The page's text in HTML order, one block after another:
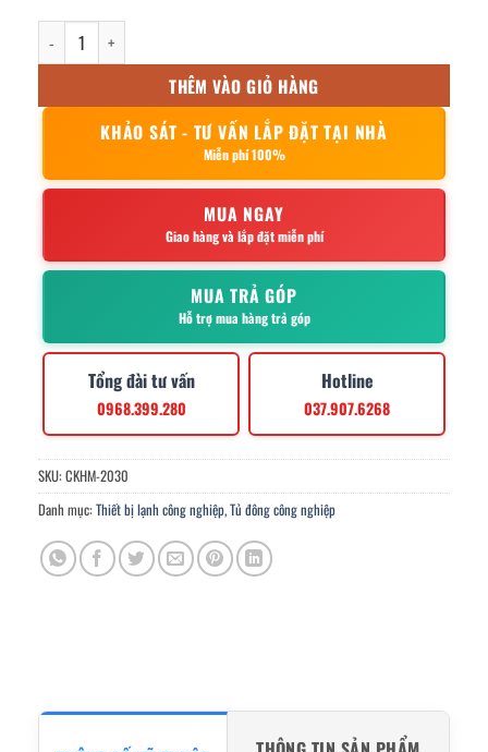
Tủ lạnh đứng 4 cánh inox làm lạnh trực tiếp số lượng
THÊM VÀO GIỎ HÀNG
KHẢO SÁT - TƯ VẤN LẮP ĐẶT TẠI NHÀ
Miễn phí 100%
MUA NGAY
Giao hàng và lắp đặt miễn phí
MUA TRẢ GÓP
Hỗ trợ mua hàng trả góp
Tổng đài tư vấn
0968.399.280
Hotline
037.907.6268
SKU: CKHM-2030
Danh mục: Thiết bị lạnh công nghiệp,Tủ đông công nghiệp